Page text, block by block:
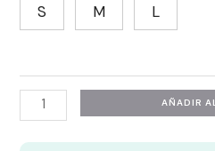
S M L
Nauru
Top
cantidad
AÑADIR